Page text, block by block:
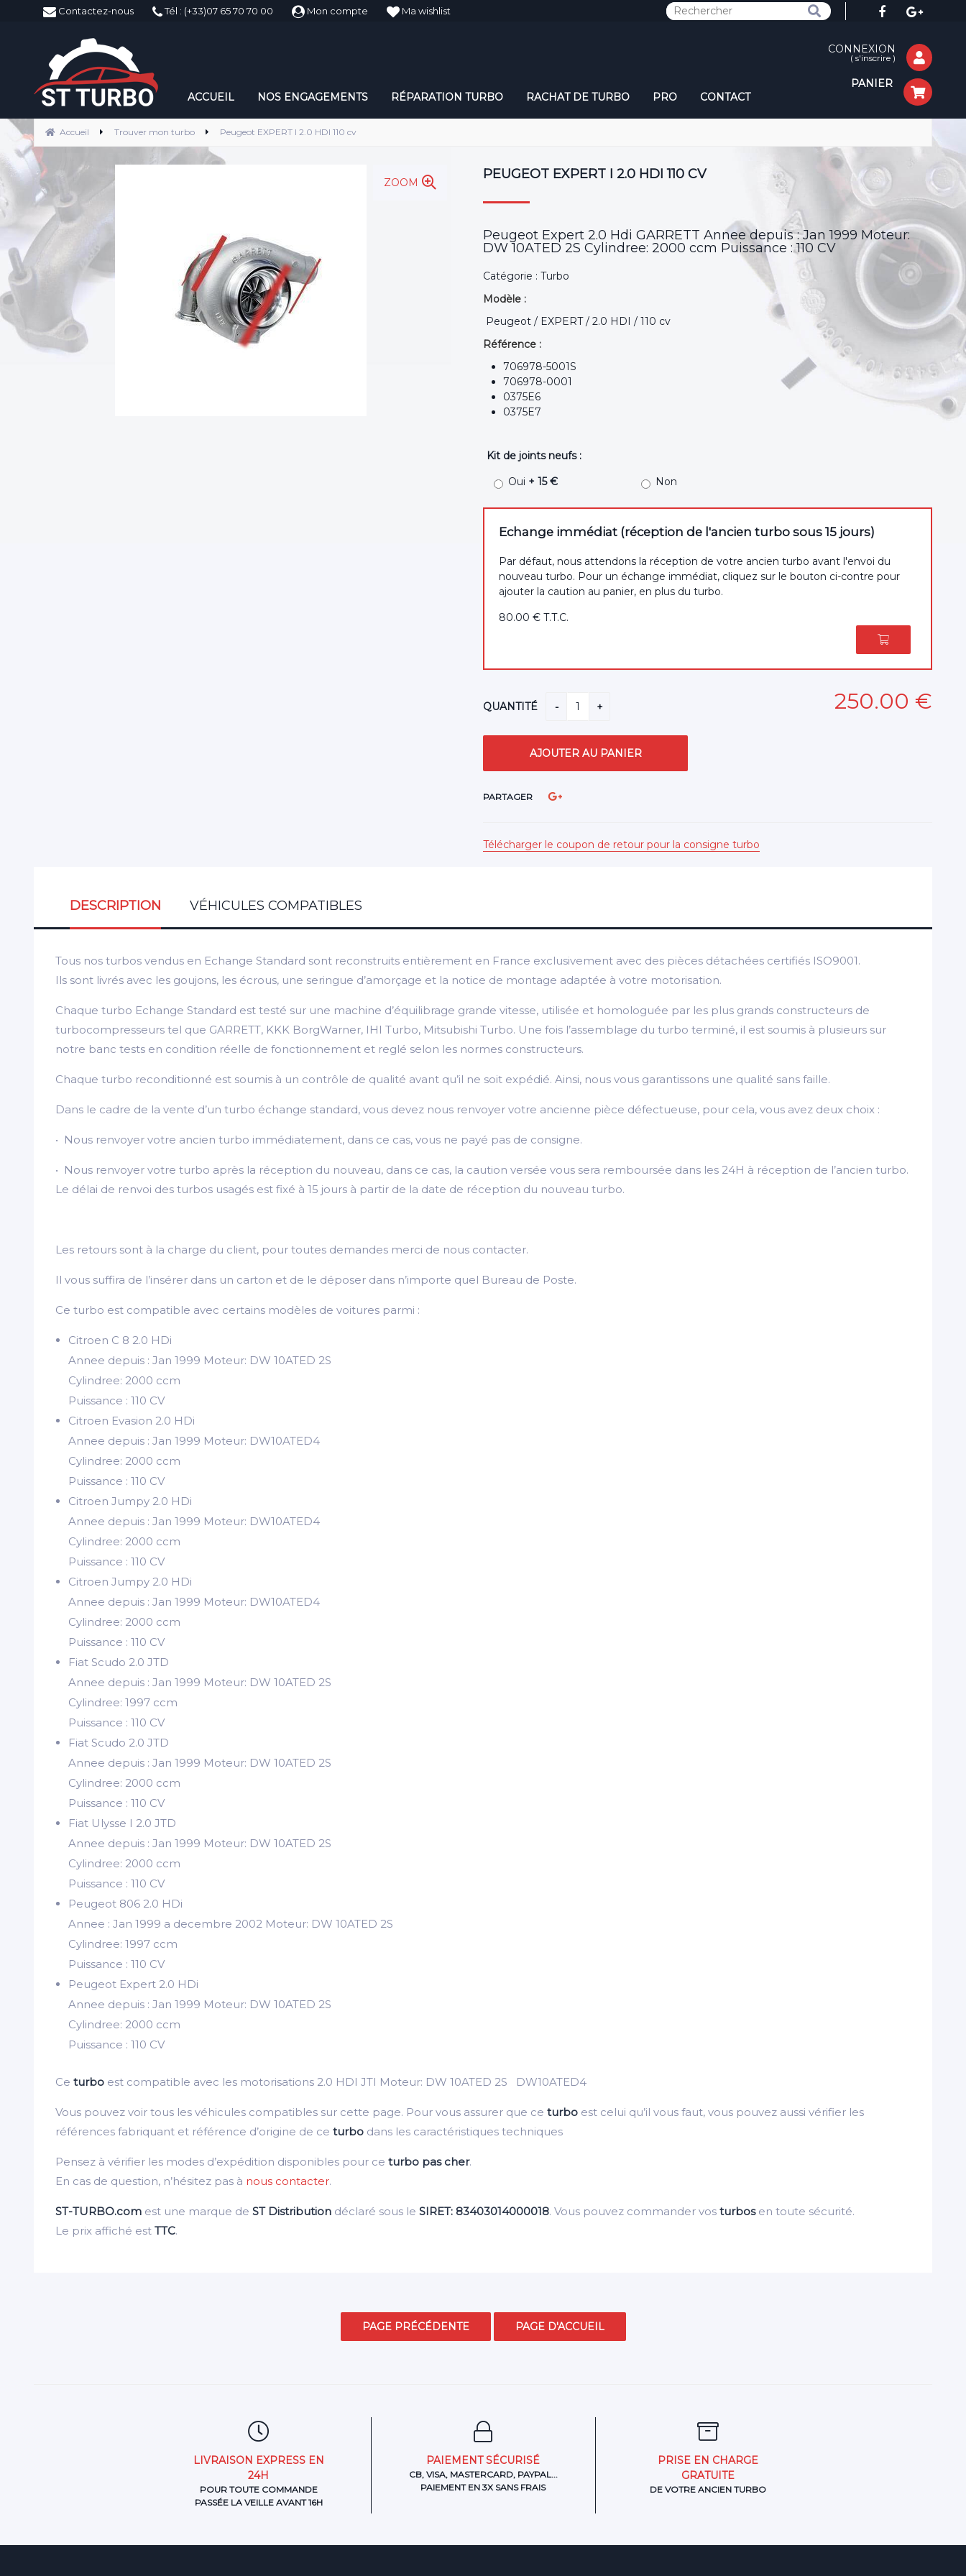
ST-Turbo
CONNEXION
( s'inscrire )
PANIER
ACCUEIL
NOS ENGAGEMENTS RÉPARATION TURBO RACHAT DE TURBO PRO CONTACT
Accueil Trouver mon turbo Peugeot EXPERT I 2.0 HDI 110 cv
ZOOM
PEUGEOT EXPERT I 2.0 HDI 110 CV
Peugeot Expert 2.0 Hdi GARRETT Annee depuis : Jan 1999 Moteur:
DW 10ATED 2S Cylindree: 2000 ccm Puissance : 110 CV
Catégorie : Turbo
Modèle :
Peugeot / EXPERT / 2.0 HDI / 110 cv
Référence :
706978-5001S
706978-0001
0375E6
0375E7
Kit de joints neufs :
Oui + 15 € Non
Echange immédiat (réception de l'ancien turbo sous 15 jours)
Par défaut, nous attendons la réception de votre ancien turbo avant l'envoi du
nouveau turbo. Pour un échange immédiat, cliquez sur le bouton ci-contre pour
ajouter la caution au panier, en plus du turbo.
80.00 € T.T.C.
250.00 €
QUANTITÉ
PARTAGER
Télécharger le coupon de retour pour la consigne turbo
DESCRIPTION VÉHICULES COMPATIBLES
Tous nos turbos vendus en Echange Standard sont reconstruits entièrement en France exclusivement avec des pièces détachées certifiés ISO9001.
Ils sont livrés avec les goujons, les écrous, une seringue d’amorçage et la notice de montage adaptée à votre motorisation.
Chaque turbo Echange Standard est testé sur une machine d’équilibrage grande vitesse, utilisée et homologuée par les plus grands constructeurs de
turbocompresseurs tel que GARRETT, KKK BorgWarner, IHI Turbo, Mitsubishi Turbo. Une fois l’assemblage du turbo terminé, il est soumis à plusieurs sur
notre banc tests en condition réelle de fonctionnement et reglé selon les normes constructeurs.
Chaque turbo reconditionné est soumis à un contrôle de qualité avant qu’il ne soit expédié. Ainsi, nous vous garantissons une qualité sans faille.
Dans le cadre de la vente d’un turbo échange standard, vous devez nous renvoyer votre ancienne pièce défectueuse, pour cela, vous avez deux choix :
• Nous renvoyer votre ancien turbo immédiatement, dans ce cas, vous ne payé pas de consigne.
• Nous renvoyer votre turbo après la réception du nouveau, dans ce cas, la caution versée vous sera remboursée dans les 24H à réception de l’ancien turbo.
Le délai de renvoi des turbos usagés est fixé à 15 jours à partir de la date de réception du nouveau turbo.
Les retours sont à la charge du client, pour toutes demandes merci de nous contacter.
Il vous suffira de l’insérer dans un carton et de le déposer dans n’importe quel Bureau de Poste.
Ce turbo est compatible avec certains modèles de voitures parmi :
Citroen C 8 2.0 HDi
Annee depuis : Jan 1999 Moteur: DW 10ATED 2S
Cylindree: 2000 ccm
Puissance : 110 CV
Citroen Evasion 2.0 HDi
Annee depuis : Jan 1999 Moteur: DW10ATED4
Cylindree: 2000 ccm
Puissance : 110 CV
Citroen Jumpy 2.0 HDi
Annee depuis : Jan 1999 Moteur: DW10ATED4
Cylindree: 2000 ccm
Puissance : 110 CV
Citroen Jumpy 2.0 HDi
Annee depuis : Jan 1999 Moteur: DW10ATED4
Cylindree: 2000 ccm
Puissance : 110 CV
Fiat Scudo 2.0 JTD
Annee depuis : Jan 1999 Moteur: DW 10ATED 2S
Cylindree: 1997 ccm
Puissance : 110 CV
Fiat Scudo 2.0 JTD
Annee depuis : Jan 1999 Moteur: DW 10ATED 2S
Cylindree: 2000 ccm
Puissance : 110 CV
Fiat Ulysse I 2.0 JTD
Annee depuis : Jan 1999 Moteur: DW 10ATED 2S
Cylindree: 2000 ccm
Puissance : 110 CV
Peugeot 806 2.0 HDi
Annee : Jan 1999 a decembre 2002 Moteur: DW 10ATED 2S
Cylindree: 1997 ccm
Puissance : 110 CV
Peugeot Expert 2.0 HDi
Annee depuis : Jan 1999 Moteur: DW 10ATED 2S
Cylindree: 2000 ccm
Puissance : 110 CV
Ce turbo est compatible avec les motorisations 2.0 HDI JTI Moteur: DW 10ATED 2S DW10ATED4
Vous pouvez voir tous les véhicules compatibles sur cette page. Pour vous assurer que ce turbo est celui qu’il vous faut, vous pouvez aussi vérifier les
références fabriquant et référence d’origine de ce turbo dans les caractéristiques techniques
Pensez à vérifier les modes d’expédition disponibles pour ce turbo pas cher.
En cas de question, n’hésitez pas à nous contacter.
ST-TURBO.com est une marque de ST Distribution déclaré sous le SIRET: 83403014000018. Vous pouvez commander vos turbosen toute sécurité.
Le prix affiché est TTC.
Contactez-nous Tél : (+33)07 65 70 70 00 Mon compte Ma wishlist
LIVRAISON EXPRESS EN
24H
POUR TOUTE COMMANDE
PASSÉE LA VEILLE AVANT 16H
PAIEMENT SÉCURISÉ
CB, VISA, MASTERCARD, PAYPAL...
PAIEMENT EN 3X SANS FRAIS
PRISE EN CHARGE
GRATUITE
DE VOTRE ANCIEN TURBO